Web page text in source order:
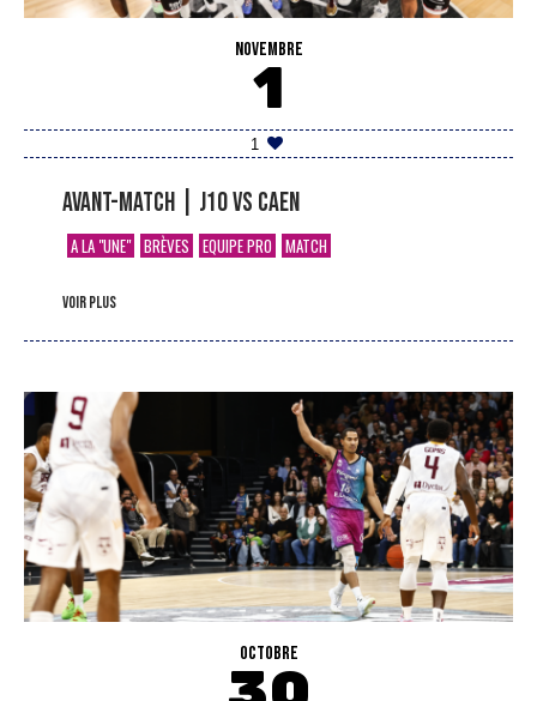
NOVEMBRE
1
1
Avant-match | J10 vs Caen
A LA "UNE" BRÈVES EQUIPE PRO MATCH
voir plus
OCTOBRE